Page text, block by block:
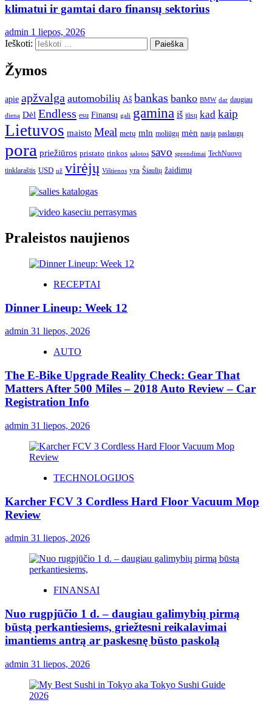
klimatui ir gamtai daro finansų sektorius
admin 1 liepos, 2026
Ieškoti:
Žymos
apie apžvalga automobilių Aš bankas banko BMW dar daugiau
dieną Dėl Endless esu Finansų gali gamina iš jūsų kad kaip
Lietuvos maisto Meal metų mln moliūgų mėn naują paslaugų
pora priežiūros pristato rinkos salotos savo sprendimai TechNuovo
tinklaraštis USD už virėjų Vištienos yra Šiaulių žaidimų
Praleistos naujienos
RECEPTAI
Dinner Lineup: Week 12
admin 31 liepos, 2026
AUTO
The E-Bike Upgrade Reality Check: Gear That
Matters After 500 Miles – 2018 Auto Review – Car
Registration Info
admin 31 liepos, 2026
TECHNOLOGIJOS
Karcher FCV 3 Cordless Hard Floor Vacuum Mop
Review
admin 31 liepos, 2026
FINANSAI
Nuo rugpjūčio 1 d. – daugiau galimybių pirmą
būstą perkantiesiems, griežtesni reikalavimai
imantiems antrą ar paskesnę būsto paskolą
admin 31 liepos, 2026